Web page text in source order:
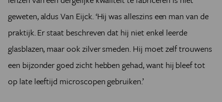
geweten, aldus Van Eijck. ‘Hij was alleszins een man van de
praktijk. Er staat beschreven dat hij niet enkel leerde
glasblazen, maar ook zilver smeden. Hij moet zelf trouwens
een bijzonder goed zicht hebben gehad, want hij bleef tot
op late leeftijd microscopen gebruiken.’